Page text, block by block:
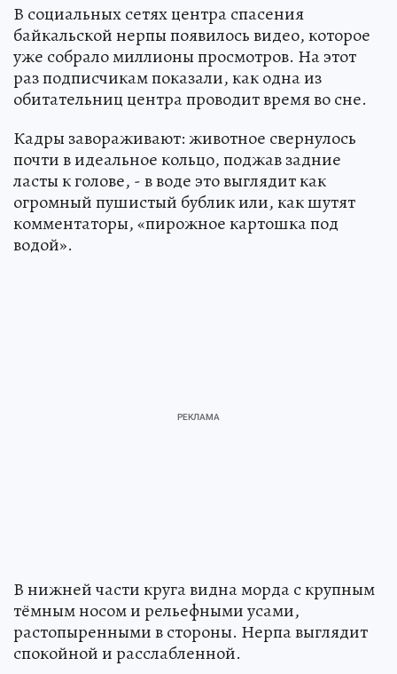
В социальных сетях центра спасения
байкальской нерпы появилось видео, которое
уже собрало миллионы просмотров. На этот
раз подписчикам показали, как одна из
обитательниц центра проводит время во сне.
Кадры завораживают: животное свернулось
почти в идеальное кольцо, поджав задние
ласты к голове, - в воде это выглядит как
огромный пушистый бублик или, как шутят
комментаторы, «пирожное картошка под
водой».
В нижней части круга видна морда с крупным
тёмным носом и рельефными усами,
растопыренными в стороны. Нерпа выглядит
спокойной и расслабленной.